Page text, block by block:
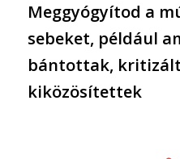
Meggyógyítod a
sebeket, például
bántottak,
kiközösítettek